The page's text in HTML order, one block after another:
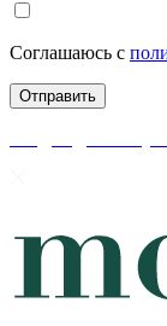
Соглашаюсь с